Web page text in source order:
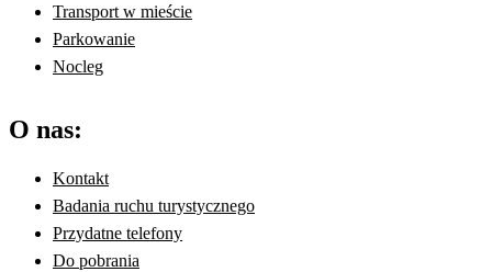
Transport w mieście
Parkowanie
Nocleg
O nas:
Kontakt
Badania ruchu turystycznego
Przydatne telefony
Do pobrania